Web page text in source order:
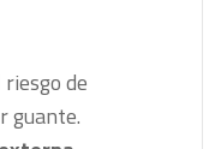
de
guante.